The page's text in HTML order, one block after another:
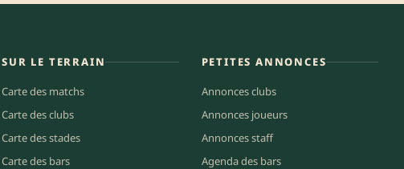
SUR LE TERRAIN
Carte des matchs
Carte des clubs
Carte des stades
Carte des bars
PETITES ANNONCES
Annonces clubs
Annonces joueurs
Annonces staff
Agenda des bars